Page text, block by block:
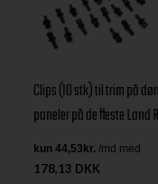
Clips (10 stk) til trim på
paneler på de fleste Land
modeller fra før 2004
178,13 DKK